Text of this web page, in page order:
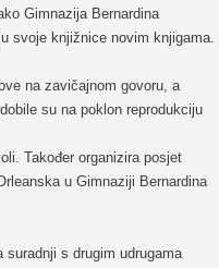
Gimnazija Bernardina
svoje knjižnice novim knjigama.
na zavičajnom govoru, a
su na poklon reprodukciju
Također organizira posjet
u Gimnaziji Bernardina
suradnji s drugim udrugama